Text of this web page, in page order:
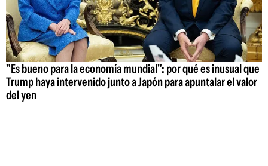
"Es bueno para la economía mundial": por qué es inusual que
Trump haya intervenido junto a Japón para apuntalar el valor
del yen